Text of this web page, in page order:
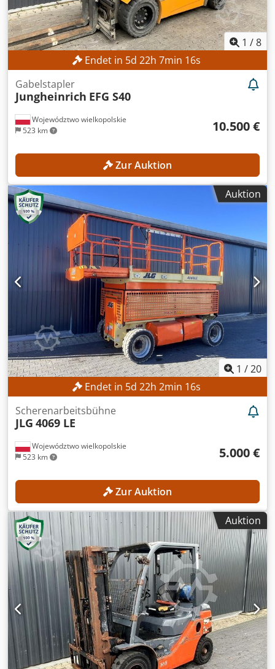
1 /8
Endet in 5d 22h 7min 14s
Województwo wielkopolskie
523 km
Gabelstapler
Jungheinrich EFG S40
10.500 €
Zur Auktion
Auktion
1 /20
Endet in 5d 22h 2min 14s
Województwo wielkopolskie
523 km
Scherenarbeitsbühne
JLG 4069 LE
5.000 €
Zur Auktion
Auktion